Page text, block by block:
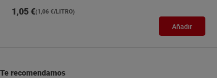
1,05 €(1,06 €/LITRO)
Añadir
Te recomendamos